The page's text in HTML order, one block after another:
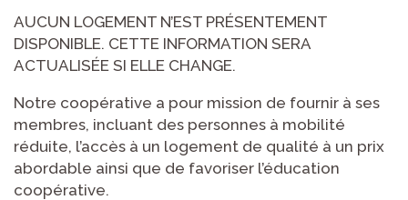
AUCUN LOGEMENT N’EST PRÉSENTEMENT
DISPONIBLE. CETTE INFORMATION SERA
ACTUALISÉE SI ELLE CHANGE.
Notre coopérative a pour mission de fournir à ses
membres, incluant des personnes à mobilité
réduite, l’accès à un logement de qualité à un prix
abordable ainsi que de favoriser l’éducation
coopérative.